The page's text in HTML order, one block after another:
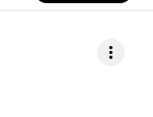
more_vert